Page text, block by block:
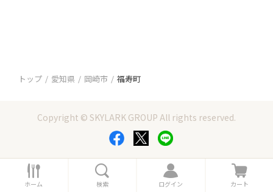
トップ 愛知県 岡崎市 福寿町
Copyright © SKYLARK GROUP All rights reserved.
ホ
ー
ホーム 索
検索
ロ
グ
ログイン
カ
ー
カート